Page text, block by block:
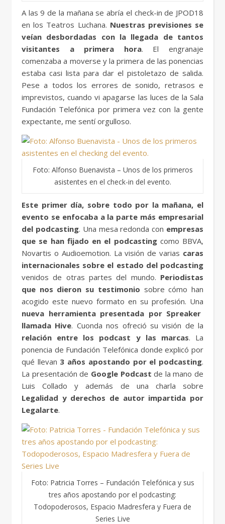
A las 9 de la mañana se abría el check-in de JPOD18
en los Teatros Luchana. Nuestras previsiones se
veían desbordadas con la llegada de tantos
visitantes a primera hora. El engranaje
comenzaba a moverse y la primera de las ponencias
estaba casi lista para dar el pistoletazo de salida.
Pese a todos los errores de sonido, retrasos e
imprevistos, cuando vi apagarse las luces de la Sala
Fundación Telefónica por primera vez con la gente
expectante, me sentí orgulloso.
Foto: Alfonso Buenavista – Unos de los primeros
asistentes en el check-in del evento.
Este primer día, sobre todo por la mañana, el
evento se enfocaba a la parte más empresarial
del podcasting. Una mesa redonda con empresas
que se han fijado en el podcastingcomo BBVA,
Novartis o Audioemotion. La visión de varias caras
internacionales sobre el estado del podcasting
venidos de otras partes del mundo. Periodistas
que nos dieron su testimonio sobre cómo han
acogido este nuevo formato en su profesión. Una
nueva herramienta presentada por Spreaker
llamada Hive. Cuonda nos ofreció su visión de la
relación entre los podcast y las marcas. La
ponencia de Fundación Telefónica donde explicó por
qué llevan 3 años apostando por el podcasting.
La presentación de Google Podcastde la mano de
Luis Collado y además de una charla sobre
Legalidad y derechos de autor impartida por
Legalarte.
Foto: Patricia Torres – Fundación Telefónica y sus
tres años apostando por el podcasting:
Todopoderosos, Espacio Madresfera y Fuera de
Series Live